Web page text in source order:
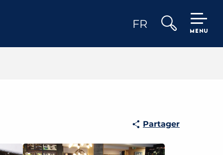
FR
MENU
Partager